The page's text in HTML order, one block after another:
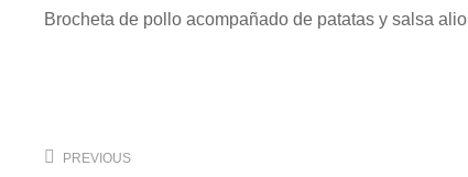
Brocheta de pollo acompañado de patatas y salsa
dePREVIOUS